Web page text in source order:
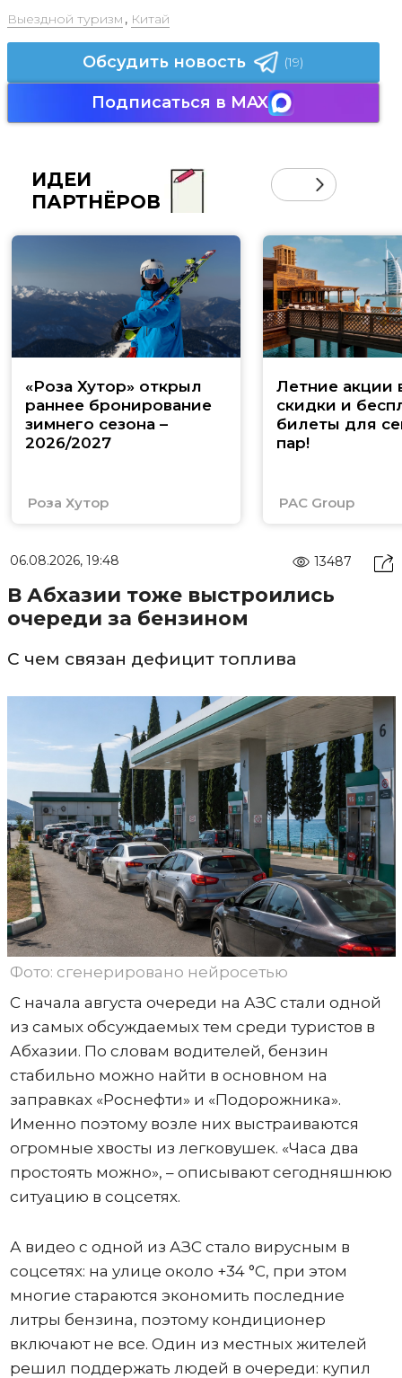
Выездной туризм , Китай
Обсудить новость (19)
Подписаться в MAX
ИДЕИ
ПАРТНЁРОВ
«Роза Хутор» открыл
раннее бронирование
зимнего сезона –
2026/2027
Роза Хутор
Летние акции
скидки и
билеты для
пар!
PAC Group
06.08.2026, 19:48 13487
В Абхазии тоже выстроились
очереди за бензином
С чем связан дефицит топлива
Фото: сгенерировано нейросетью
С начала августа очереди на АЗС стали одной
из самых обсуждаемых тем среди туристов в
Абхазии. По словам водителей, бензин
стабильно можно найти в основном на
заправках «Роснефти» и «Подорожника».
Именно поэтому возле них выстраиваются
огромные хвосты из легковушек. «Часа два
простоять можно», – описывают сегодняшнюю
ситуацию в соцсетях.
А видео с одной из АЗС стало вирусным в
соцсетях: на улице около +34 °C, при этом
многие стараются экономить последние
литры бензина, поэтому кондиционер
включают не все. Один из местных жителей
решил поддержать людей в очереди: купил